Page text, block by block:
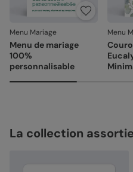
Menu Mariage
Menu de mariage
100%
personnalisable
Menu
La collection assortie